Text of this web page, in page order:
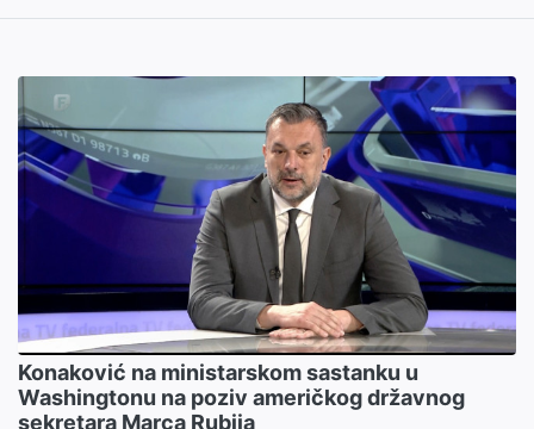
Konaković na ministarskom sastanku u
Washingtonu na poziv američkog državnog
sekretara Marca Rubija